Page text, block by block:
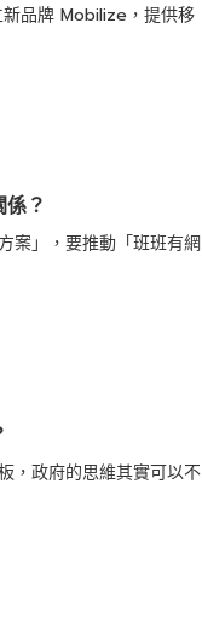
品牌 Mobilize，提供移
？
案」，要推動「班班有網
，政府的思維其實可以不